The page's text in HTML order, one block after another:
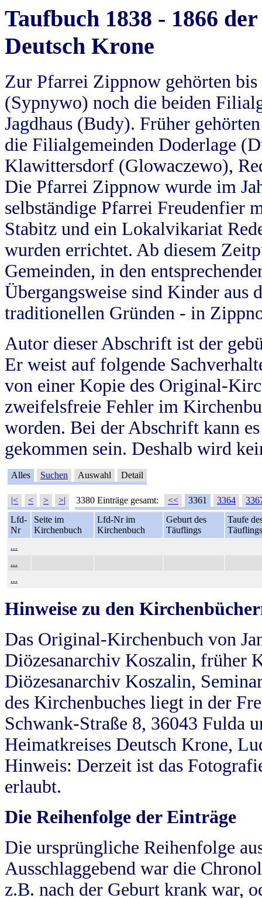
Taufbuch 1838 - 1866
Deutsch Krone
Zur Pfarrei Zippnow gehörten
(Sypnywo) noch die beiden
Jagdhaus (Budy). Früher
die Filialgemeinden Doderlage
Klawittersdorf (Glowaczewo),
Die Pfarrei Zippnow wurde im
selbständige Pfarrei Freudenfier
Stabitz und ein Lokalvikariat
wurden errichtet. Ab diesem
Gemeinden, in den
Übergangsweise sind Kinder aus
traditionellen Gründen - in
Autor dieser Abschrift ist der
Er weist auf folgende
von einer Kopie des Original-
zweifelsfreie Fehler im
worden. Bei der Abschrift kann
gekommen sein. Deshalb wird
Alles Suchen Auswahl Detail
|< < > >| 3380 Einträge gesamt: << 3361 3364
Lfd-
Nr
Seite im
Kirchenbuch
Lfd-Nr im
Kirchenbuch
Geburt des
Täuflings
Taufe
Täuflings
...
...
...
Hinweise zu den
Das Original-Kirchenbuch von
Diözesanarchiv Koszalin, früher
Diözesanarchiv Koszalin,
des Kirchenbuches liegt in der
Schwank-Straße 8, 36043 Fulda
Heimatkreises Deutsch Krone,
Hinweis: Derzeit ist das
erlaubt.
Die Reihenfolge der Einträge
Die ursprüngliche Reihenfolge
Ausschlaggebend war die
z.B. nach der Geburt krank war,